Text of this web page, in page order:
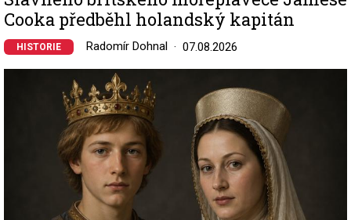
Cooka předběhl holandský kapitán
HISTORIE Radomír Dohnal 07.08.2026